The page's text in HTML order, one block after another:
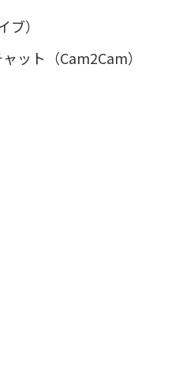
）
ット（Cam2Cam）